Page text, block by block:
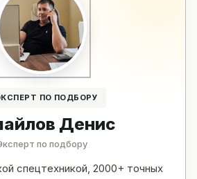
ПО ПОДБОРУ
Денис
по подбору
спецтехникой, 2000+ точных